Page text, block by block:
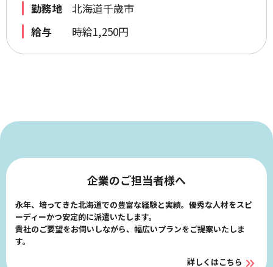
勤務地
北海道千歳市
給与
時給1,250円
企業のご担当者様へ
永年、培ってきた北海道での豊富な経験と実績。優秀な人材をスピ
ーディーかつ安定的に派遣いたします。
貴社のご要望をお伺いしながら、幅広いプランをご提案いたしま
す。
詳しくはこちら